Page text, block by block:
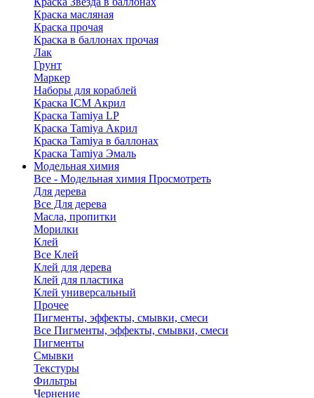
Краска масляная
Краска прочая
Краска в баллонах прочая
Лак
Грунт
Маркер
Наборы для кораблей
Краска ICM Акрил
Краска Tamiya LP
Краска Tamiya Акрил
Краска Tamiya в баллонах
Краска Tamiya Эмаль
Модельная химия
Все - Модельная химия Просмотреть
Для дерева
Все Для дерева
Масла, пропитки
Морилки
Клей
Все Клей
Клей для дерева
Клей для пластика
Клей универсальный
Прочее
Пигменты, эффекты, смывки, смеси
Все Пигменты, эффекты, смывки, смеси
Пигменты
Смывки
Текстуры
Фильтры
Чернение